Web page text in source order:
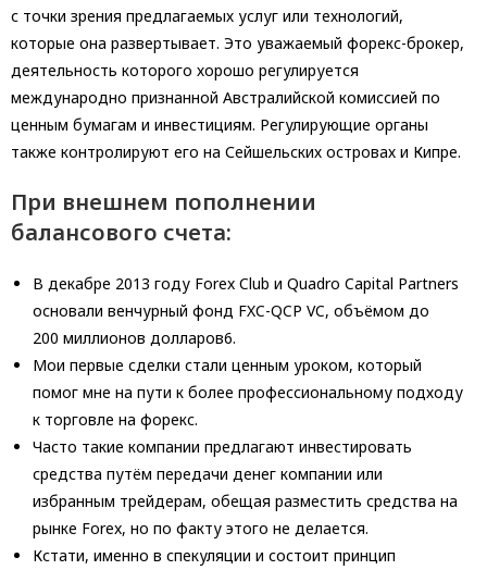
с точки зрения предлагаемых услуг или технологий,
которые она развертывает. Это уважаемый форекс-брокер,
деятельность которого хорошо регулируется
международно признанной Австралийской комиссией по
ценным бумагам и инвестициям. Регулирующие органы
также контролируют его на Сейшельских островах и Кипре.
При внешнем пополнении
балансового счета:
В декабре 2013 году Forex Club и Quadro Capital Partners
основали венчурный фонд FXC-QCP VC, объёмом до
200 миллионов долларов6.
Мои первые сделки стали ценным уроком, который
помог мне на пути к более профессиональному подходу
к торговле на форекс.
Часто такие компании предлагают инвестировать
средства путём передачи денег компании или
избранным трейдерам, обещая разместить средства на
рынке Forex, но по факту этого не делается.
Кстати, именно в спекуляции и состоит принцип